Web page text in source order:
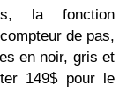
la fonction
de pas,
en noir, gris et
149$ pour le